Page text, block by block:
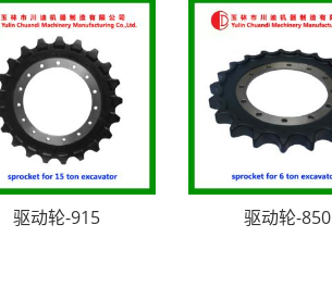
驱动轮-915 驱动轮-850